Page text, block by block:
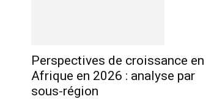
Perspectives de croissance en
Afrique en 2026 : analyse par
sous-région